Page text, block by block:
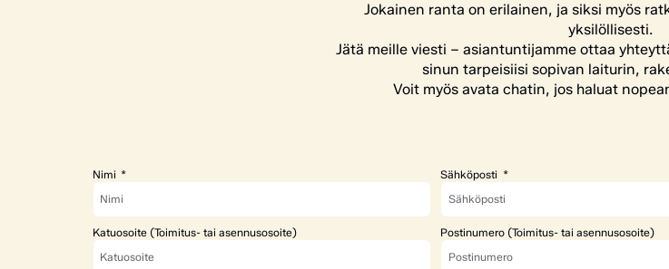
Jokainen ranta on erilainen, ja siksi myös
yksilöllisesti.
Jätä meille viesti – asiantuntijamme ottaa
sinun tarpeisiisi sopivan laiturin,
Voit myös avata chatin, jos haluat
Nimi Sähköposti
Katuosoite (Toimitus- tai asennusosoite) Postinumero (Toimitus- tai asennusosoite)